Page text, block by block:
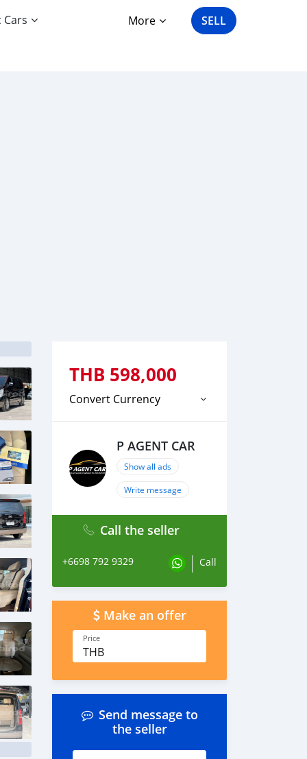
Cars More SELL
THB 598,000
Convert Currency
P AGENT CAR
Show all ads
Write message
Call the seller
+6698 792 9329 Call
Make an offer
Price
THB
Send message to
the seller